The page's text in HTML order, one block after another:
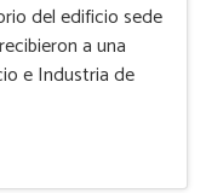
del edificio sede
a una
e Industria de